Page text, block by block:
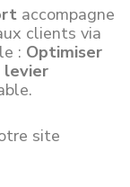
accompagne
clients via
: Optimiser
levier
site